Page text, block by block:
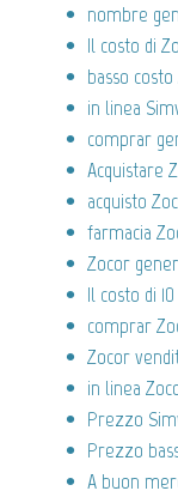
nombre
Il costo di
basso
in linea
comprar
Acquistare
acquisto
farmacia
Zocor
Il costo di
comprar
Zocor
in linea
Prezzo
Prezzo
A buon